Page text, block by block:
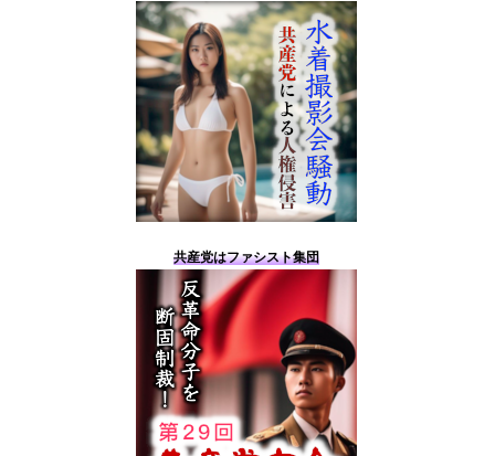
共産党はファシスト集団